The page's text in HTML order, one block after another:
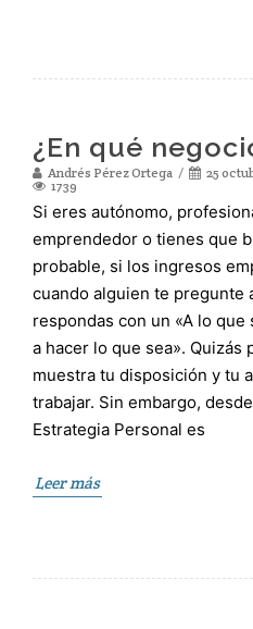
¿En qué
Andrés Pérez Ortega 25
1739
Si eres autónomo,
emprendedor o tienes que
probable, si los ingresos
cuando alguien te pregunte
respondas con un «A lo
a hacer lo que sea».
muestra tu disposición y tu
trabajar. Sin embargo,
Estrategia Personal es
Leer más